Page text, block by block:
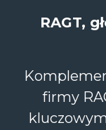
RAGT,
firmy